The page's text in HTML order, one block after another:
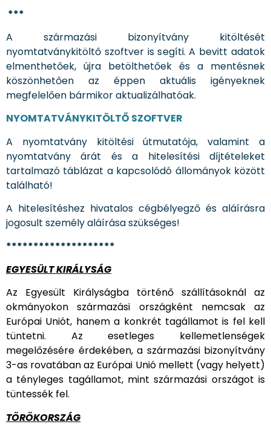
***
A származási bizonyítvány kitöltését
nyomtatványkitöltő szoftver is segíti. A bevitt adatok
elmenthetőek, újra betölthetőek és a mentésnek
köszönhetően az éppen aktuális igényeknek
megfelelően bármikor aktualizálhatóak.
NYOMTATVÁNYKITÖLTŐ SZOFTVER
A nyomtatvány kitöltési útmutatója, valamint a
nyomtatvány árát és a hitelesítési díjtételeket
tartalmazó táblázat a kapcsolódó állományok között
található!
A hitelesítéshez hivatalos cégbélyegző és aláírásra
jogosult személy aláírása szükséges!
********************
EGYESÜLT KIRÁLYSÁG
Az Egyesült Királyságba történő szállításoknál az
okmányokon származási országként nemcsak az
Európai Uniót, hanem a konkrét tagállamot is fel kell
tüntetni. Az esetleges kellemetlenségek
megelőzésére érdekében, a származási bizonyítvány
3-as rovatában az Európai Unió mellett (vagy helyett)
a tényleges tagállamot, mint származási országot is
tüntessék fel.
TÖRÖKORSZÁG